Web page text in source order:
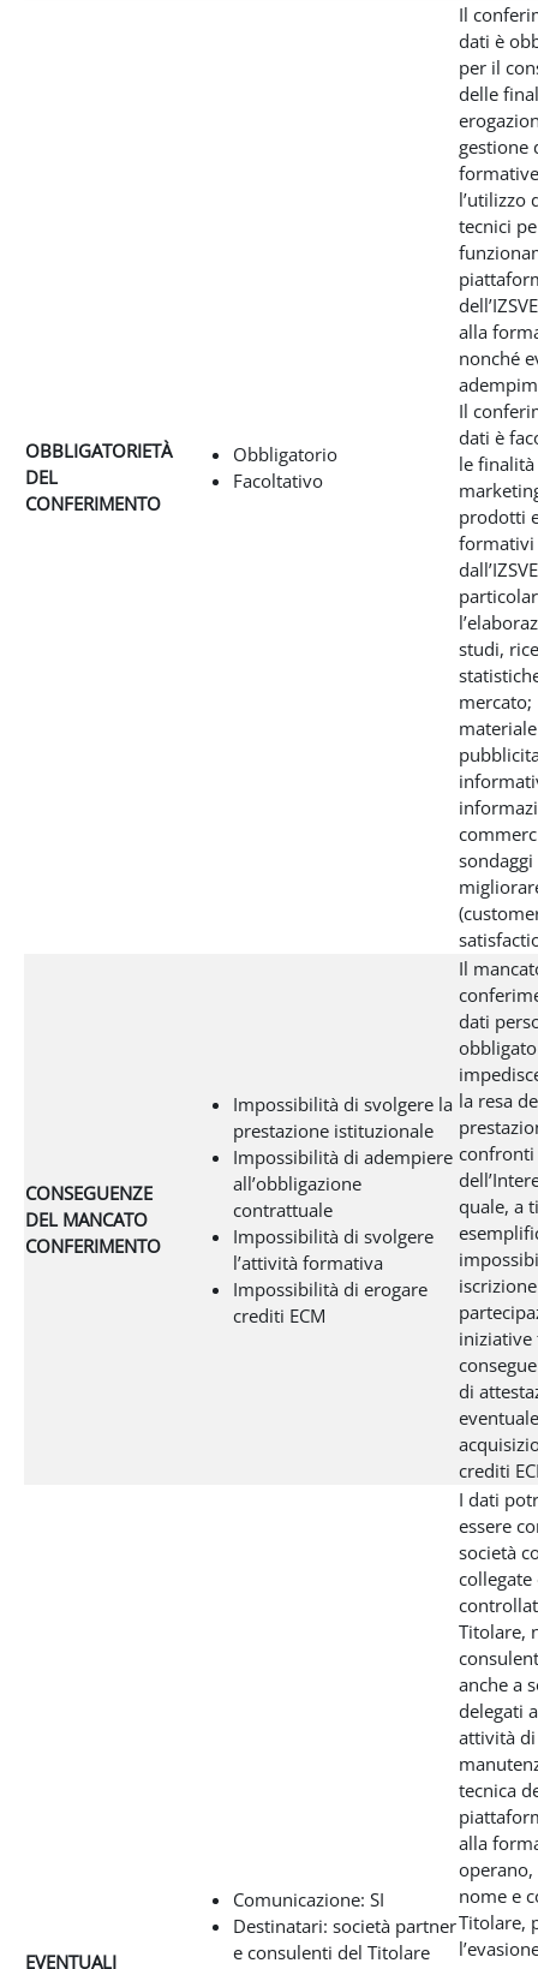
OBBLIGATORIETÀ
DEL
CONFERIMENTO
Obbligatorio
Facoltativo
Il
dati è
per il
delle
gestione
l’utilizzo
tecnici
alla
nonché
Il
dati è
le
prodotti
studi,
materiale
CONSEGUENZE
DEL MANCATO
CONFERIMENTO
Impossibilità di svolgere la
prestazione istituzionale
Impossibilità di adempiere
all’obbligazione
contrattuale
Impossibilità di svolgere
l’attività formativa
Impossibilità di erogare
crediti ECM
Il
dati
la resa
confronti
quale, a
di
eventuale
crediti
EVENTUALI
Comunicazione: SI
Destinatari: società partner
e consulenti del Titolare
I dati
essere
società
collegate
Titolare,
anche a
delegati
attività di
tecnica
alla
operano,
nome e
Titolare,